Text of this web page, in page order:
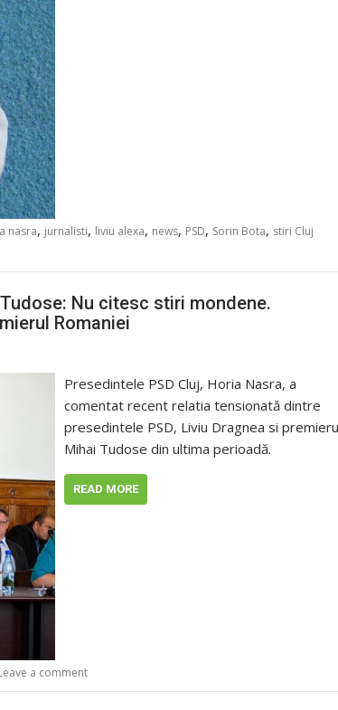
nasra, jurnalisti, liviu alexa, news, PSD, Sorin Bota, stiri Cluj
Nu citesc stiri mondene.
Romaniei
Presedintele PSD Cluj, Horia Nasra, a
comentat recent relatia tensionată dintre
presedintele PSD, Liviu Dragnea si
Mihai Tudose din ultima perioadă.
READ MORE
a comment